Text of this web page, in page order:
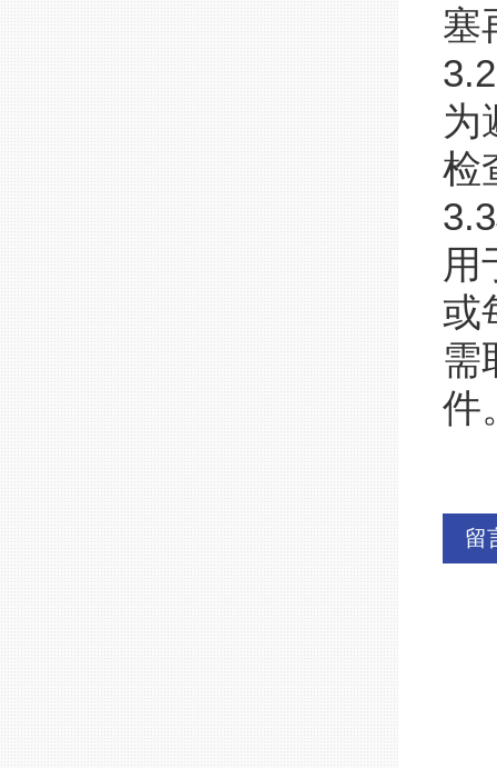
塞
3.2
为
检
3.3
用
或
需
件
留